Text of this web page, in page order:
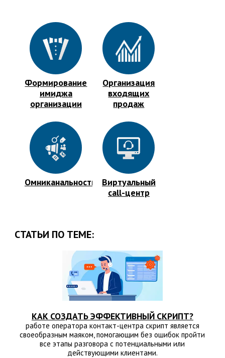
Формирование
имиджа
организации
Организация
входящих
продаж
Омниканальность
Виртуальный
call-центр
СТАТЬИ ПО ТЕМЕ:
КАК СОЗДАТЬ ЭФФЕКТИВНЫЙ СКРИПТ?
работе оператора контакт-центра скрипт является
своеобразным маяком, помогающим без ошибок пройти
все этапы разговора с потенциальными или
действующими клиентами.